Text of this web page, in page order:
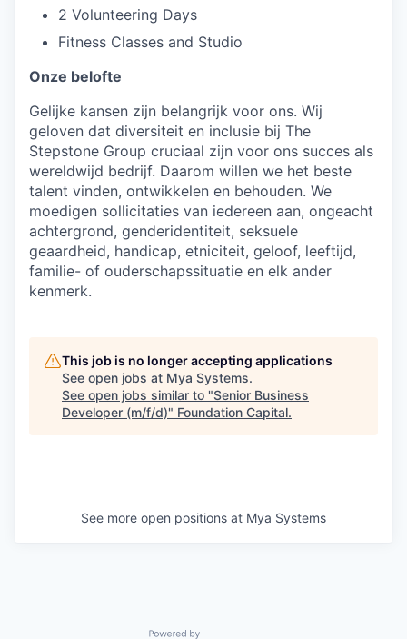
2 Volunteering Days
Fitness Classes and Studio
Onze belofte
Gelijke kansen zijn belangrijk voor ons. Wij
geloven dat diversiteit en inclusie bij The
Stepstone Group cruciaal zijn voor ons succes als
wereldwijd bedrijf. Daarom willen we het beste
talent vinden, ontwikkelen en behouden. We
moedigen sollicitaties van iedereen aan, ongeacht
achtergrond, genderidentiteit, seksuele
geaardheid, handicap, etniciteit, geloof, leeftijd,
familie- of ouderschapssituatie en elk ander
kenmerk.
This job is no longer accepting applications
See open jobs at Mya Systems.
See open jobs similar to "Senior Business
Developer (m/f/d)" Foundation Capital.
See more open positions at Mya Systems